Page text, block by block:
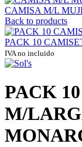
CAMISA M/L
Back to products
PACK 10
IVA no incluido
PACK
M/